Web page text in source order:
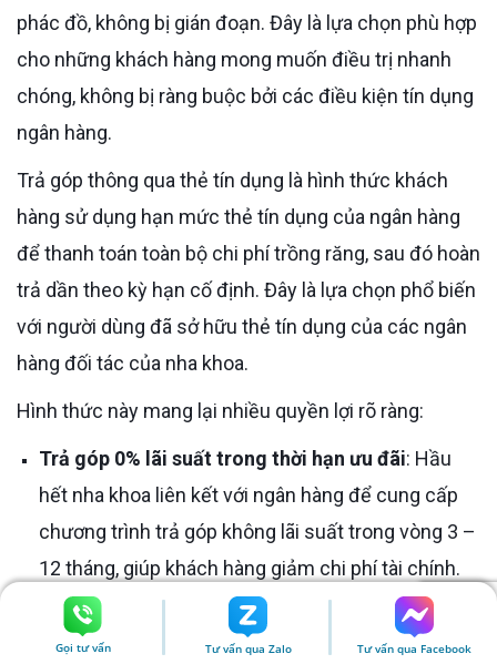
phác đồ, không bị gián đoạn. Đây là lựa chọn phù hợp
cho những khách hàng mong muốn điều trị nhanh
chóng, không bị ràng buộc bởi các điều kiện tín dụng
ngân hàng.
Trả góp thông qua thẻ tín dụng là hình thức khách
hàng sử dụng hạn mức thẻ tín dụng của ngân hàng
để thanh toán toàn bộ chi phí trồng răng, sau đó hoàn
trả dần theo kỳ hạn cố định. Đây là lựa chọn phổ biến
với người dùng đã sở hữu thẻ tín dụng của các ngân
hàng đối tác của nha khoa.
Hình thức này mang lại nhiều quyền lợi rõ ràng:
Trả góp 0% lãi suất trong thời hạn ưu đãi: Hầu
hết nha khoa liên kết với ngân hàng để cung cấp
chương trình trả góp không lãi suất trong vòng 3 –
12 tháng, giúp khách hàng giảm chi phí tài chính.
Thủ tục đơn giản, xử lý nhanh chóng
: Khách hàng
chỉ cần quẹt thẻ tín dụng tại nha khoa và đăng ký
Gọi tư vấn Tư vấn qua Zalo Tư vấn qua Facebook